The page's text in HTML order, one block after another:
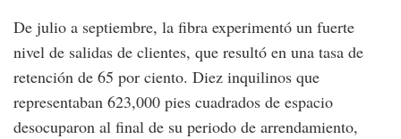
De julio a septiembre, la fibra experimentó un fuerte
nivel de salidas de clientes, que resultó en una tasa de
retención de 65 por ciento. Diez inquilinos que
representaban 623,000 pies cuadrados de espacio
desocuparon al final de su periodo de arrendamiento,